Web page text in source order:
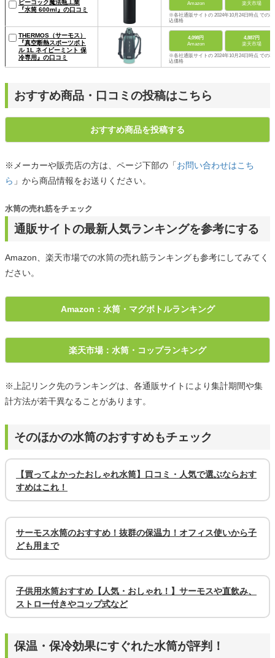
ピーコック魔法瓶工業
『水筒 600ml』の口コミ
Amazon 楽天市場
※各社通販サイトの 2024年10月24日時点 での税
込価格
THERMOS（サーモス）
『真空断熱スポーツボト
ル 1L ネイビーミント 保
冷専用』の口コミ
4,098円
Amazon
4,887円
楽天市場
※各社通販サイトの 2024年10月24日時点 での税
込価格
おすすめ商品・口コミの投稿はこちら
おすすめ商品を投稿する
※メーカーや販売店の方は、ページ下部の「お問い合わせはこち
ら 」から商品情報をお送りください。
通販サイトの最新人気ランキングを参考にする
水筒の売れ筋をチェック
Amazon、楽天市場での水筒の売れ筋ランキングも参考にしてみてく
ださい。
Amazon：水筒・マグボトルランキング
楽天市場：水筒・コップランキング
※上記リンク先のランキングは、各通販サイトにより集計期間や集
計方法が若干異なることがあります。
そのほかの水筒のおすすめもチェック
【買ってよかったおしゃれ水筒】口コミ・人気で選ぶならおす
すめはこれ！
サーモス水筒のおすすめ！抜群の保温力！オフィス使いから子
ども用まで
子供用水筒おすすめ【人気・おしゃれ！】サーモスや直飲み、
ストロー付きやコップ式など
保温・保冷効果にすぐれた水筒が評判！